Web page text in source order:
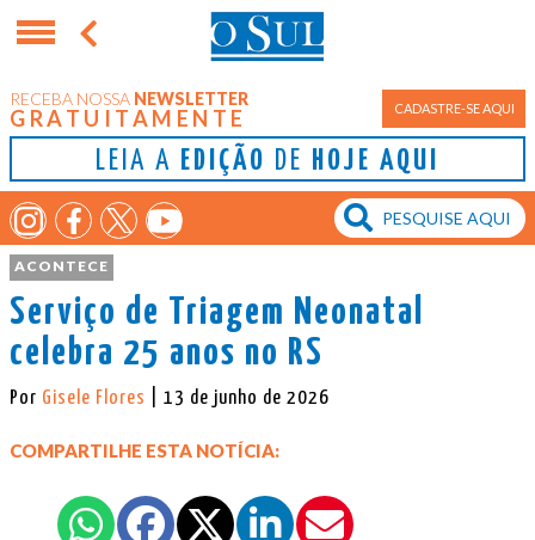
RECEBA NOSSA NEWSLETTER
GRATUITAMENTE CADASTRE-SE AQUI
LEIA A EDIÇÃO DE HOJE AQUI
ACONTECE
Serviço de Triagem Neonatal
celebra 25 anos no RS
Por Gisele Flores | 13 de junho de 2026
COMPARTILHE ESTA NOTÍCIA: